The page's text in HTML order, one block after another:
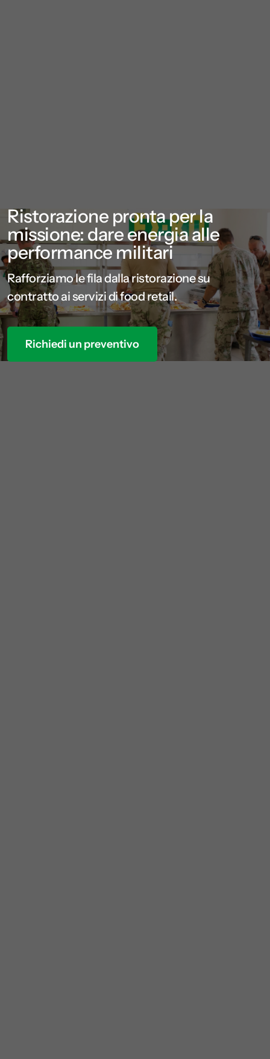
Ristorazione pronta per la
missione: dare energia alle
performance militari
Rafforziamo le fila dalla ristorazione su
contratto ai servizi di food retail.
Richiedi un preventivo